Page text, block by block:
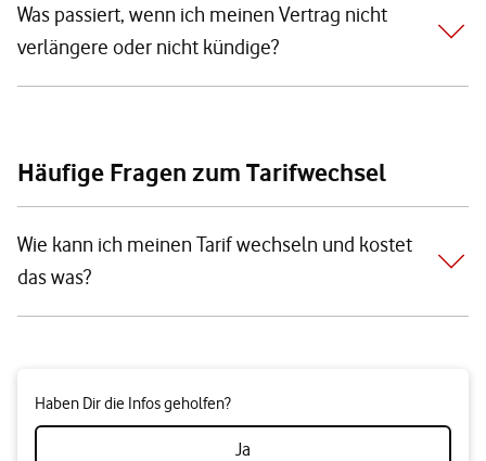
Was passiert, wenn ich meinen Vertrag nicht
verlängere oder nicht kündige?
Häufige Fragen zum Tarifwechsel
Wie kann ich meinen Tarif wechseln und kostet
das was?
Haben Dir die Infos geholfen?
Ja